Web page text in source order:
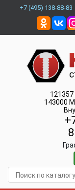
+7 (495) 138-88-83
121357
143000